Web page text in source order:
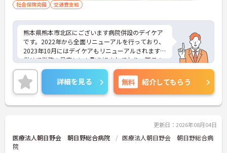
社会保険完備
交通費支給
熊本県熊本市北区にございます病院併設のデイケア
です。2022年から全面リニューアルを行っており、
2023年10月にはデイケアもリニューアルされます。
併せて業務の見直しにも取り組まれており、職員の
声を反映させ働きやすい職場づくりに励んでいらっ
しゃいます。明るく人と接することが好きな方、介
護のお仕事にやりがいを感じお世話が好きな方にお
すすめです。院内に学童保育もございますので、子
育て中の方にもおすすめの求人でございます。
興味をお持ちの方は、お気軽にお問い合わせくださ
いませ。
詳細を見る 無料 紹介してもらう
更新日：2026年08月04日
医療法人朝日野会 朝日野総合病院
医療法人朝日野会 朝日野総合病
院